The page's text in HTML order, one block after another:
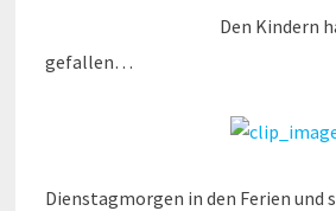
Den Kindern hat
gefallen…
Dienstagmorgen in den Ferien und